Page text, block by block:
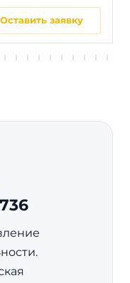
Оставить заявку